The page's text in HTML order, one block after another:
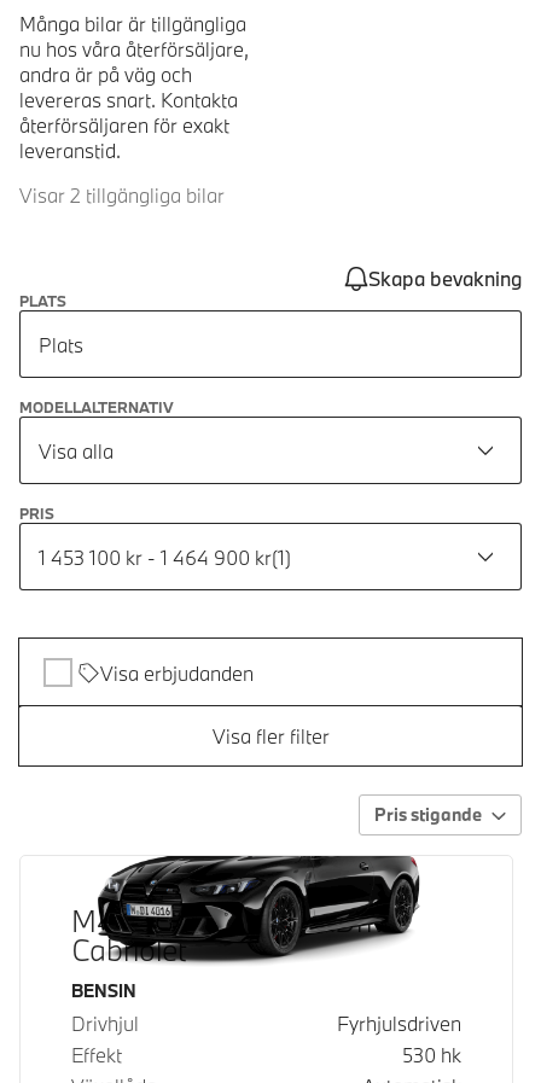
Många bilar är tillgängliga
nu hos våra återförsäljare,
andra är på väg och
levereras snart. Kontakta
återförsäljaren för exakt
leveranstid.
Visar 2 tillgängliga bilar
Skapa bevakning
PLATS
Plats
MODELLALTERNATIV
Visa alla
PRIS
1 453 100 kr - 1 464 900 kr(1)
Visa erbjudanden
Visa fler filter
Pris stigande
M4 Competition M xDrive
Cabriolet
Bränsle
BENSIN
Drivhjul
Fyrhjulsdriven
Effekt
530 hk